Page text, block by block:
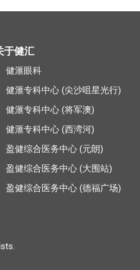
于健汇
健滙眼科
健滙专科中心 (尖沙咀星光行)
健滙专科中心 (将军澳)
健滙专科中心 (西湾河)
盈健综合医务中心 (元朗)
盈健综合医务中心 (大围站)
盈健综合医务中心 (德福广场)